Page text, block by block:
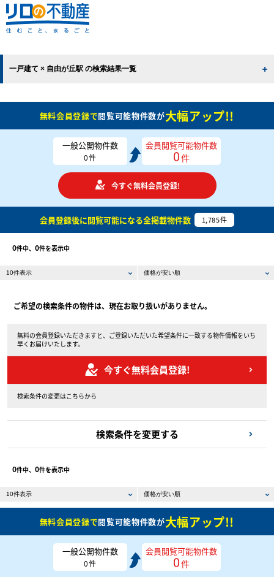
一戸建て × 自由が丘駅 の検索結果一覧
無料会員登録で閲覧可能物件数が大幅アップ!!
一般公開物件数
0件
会員閲覧可能物件数
0件
今すぐ無料会員登録!
会員登録後に閲覧可能になる全掲載物件数 1,785件
0件中、 0件を表示中
ご希望の検索条件の物件は、現在お取り扱いがありません。
無料の会員登録いただきますと、ご登録いただいた希望条件に一致する物件情報をいち
早くお届けいたします。
今すぐ無料会員登録!
検索条件の変更はこちらから
検索条件を変更する
0件中、 0件を表示中
無料会員登録で閲覧可能物件数が大幅アップ!!
一般公開物件数
0件
会員閲覧可能物件数
0件